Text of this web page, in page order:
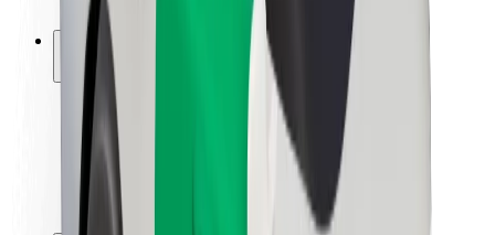
Urban Fund
Biztonság
Utasbiztonság
Sofőr biztonság
E-roller biztonság
Biztonsági részleg